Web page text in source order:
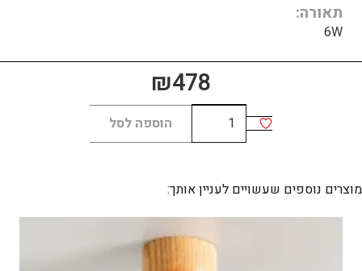
תאורה
6W
₪478
כמות
של
Trimless
הוספה לסל
מוצרים נוספים שעשויים לעניין אותך: